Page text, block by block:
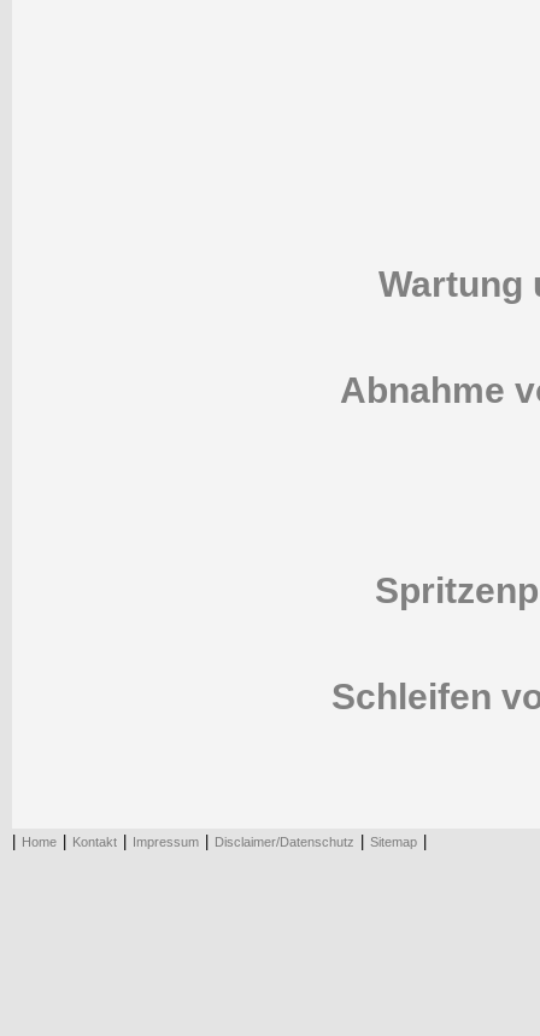
Wartung
Abnahme
Schleifen
Home Kontakt Impressum Disclaimer/Datenschutz Sitemap